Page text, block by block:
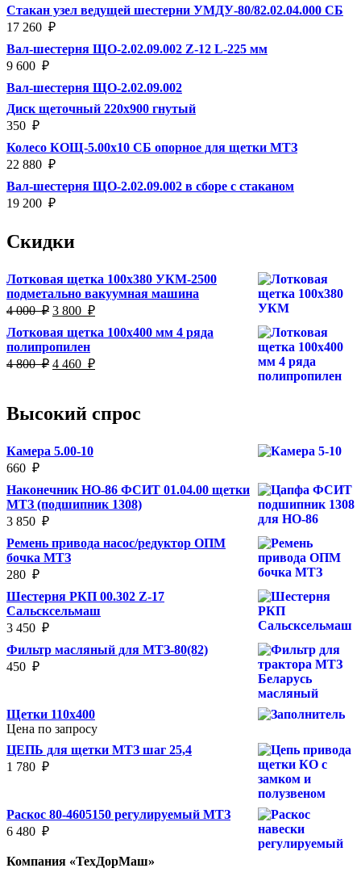
Стакан узел ведущей шестерни УМДУ-80/82.02.04.000 СБ
17 260 ₽
Вал-шестерня ЩО-2.02.09.002 Z-12 L-225 мм
9 600 ₽
Вал-шестерня ЩО-2.02.09.002
Диск щеточный 220х900 гнутый
350 ₽
Колесо КОЩ-5.00х10 СБ опорное для щетки МТЗ
22 880 ₽
Вал-шестерня ЩО-2.02.09.002 в сборе с стаканом
19 200 ₽
Скидки
Лотковая щетка 100х380 УКМ-2500
подметально вакуумная машина
4 000₽ Первоначальная
составляла
4
000
3 800 ₽Текущая
3
₽.
Лотковая щетка 100х400 мм 4 ряда
полипропилен
4 800₽ Первоначальная
800
4 460 ₽Текущая
₽.
Высокий спрос
Камера 5.00-10
660 ₽
Наконечник НО-86 ФСИТ 01.04.00 щетки
МТЗ (подшипник 1308)
3 850 ₽
Ремень привода насос/редуктор ОПМ
бочка МТЗ
280 ₽
Шестерня РКП 00.302 Z-17
Сальсксельмаш
3 450 ₽
Фильтр масляный для МТЗ-80(82)
450 ₽
Щетки 110х400
Цена по запросу
ЦЕПЬ для щетки МТЗ шаг 25,4
1 780 ₽
Раскос 80-4605150 регулируемый МТЗ
6 480 ₽
Компания «ТехДорМаш»